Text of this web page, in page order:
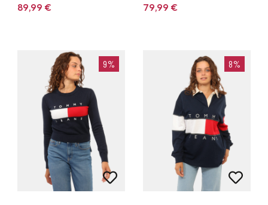
89,99€
79,99€
9% 8%